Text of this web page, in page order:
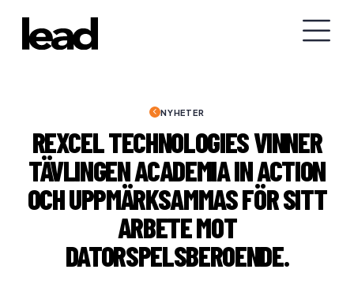
NYHETER
REXCEL TECHNOLOGIES VINNER
TÄVLINGEN ACADEMIA IN ACTION
OCH UPPMÄRKSAMMAS FÖR SITT
ARBETE MOT
DATORSPELSBEROENDE.